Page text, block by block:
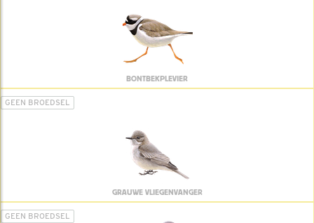
BONTBEKPLEVIER
GEEN BROEDSEL
GRAUWE VLIEGENVANGER
GEEN BROEDSEL